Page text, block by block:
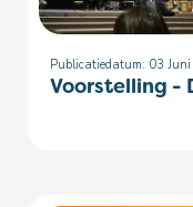
Publicatiedatum: 03 Juni
Voorstelling -